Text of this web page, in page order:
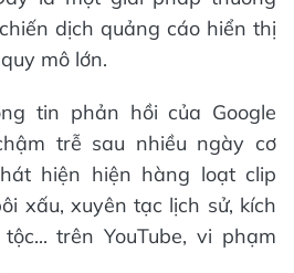
dịch quảng cáo hiển thị
mô lớn.
tin phản hồi của Google
trễ sau nhiều ngày cơ
hiện hiện hàng loạt clip
xấu, xuyên tạc lịch sử, kích
trên YouTube, vi phạm